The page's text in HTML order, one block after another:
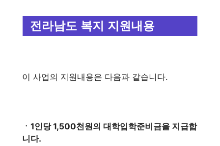
전라남도 복지 지원내용
이 사업의 지원내용은 다음과 같습니다.
ㆍ1인당 1,500천원의 대학입학준비금을 지급합
니다.